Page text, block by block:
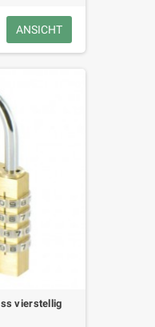
ANSICHT
vierstellig